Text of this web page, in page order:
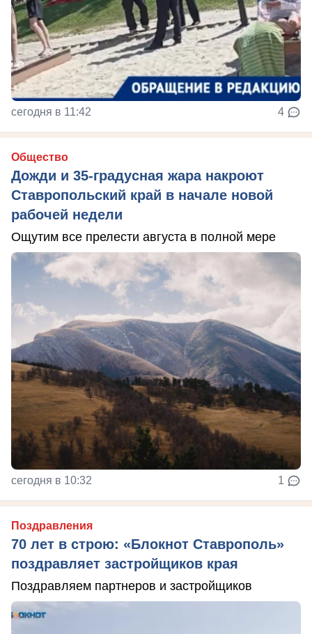
сегодня в 11:42 4
Общество
Дожди и 35-градусная жара накроют
Ставропольский край в начале новой
рабочей недели
Ощутим все прелести августа в полной мере
сегодня в 10:32 1
Поздравления
70 лет в строю: «Блокнот Ставрополь»
поздравляет застройщиков края
Поздравляем партнеров и застройщиков